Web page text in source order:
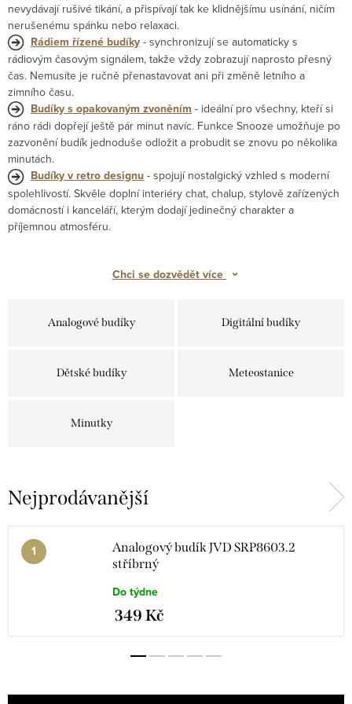
nevydávají rušivé tikání, a přispívají tak ke klidnějšímu usínání, ničím
nerušenému spánku nebo relaxaci.
Rádiem řízené budíky - synchronizují se automaticky s
rádiovým časovým signálem, takže vždy zobrazují naprosto přesný
čas. Nemusíte je ručně přenastavovat ani při změně letního a
zimního času.
Budíky s opakovaným zvoněním - ideální pro všechny, kteří si
ráno rádi dopřejí ještě pár minut navíc. Funkce Snooze umožňuje po
zazvonění budík jednoduše odložit a probudit se znovu po několika
minutách.
Budíky v retro designu - spojují nostalgický vzhled s moderní
spolehlivostí. Skvěle doplní interiéry chat, chalup, stylově zařízených
domácností i kanceláří, kterým dodají jedinečný charakter a
příjemnou atmosféru.
Chci se dozvědět více ⌄
Analogové budíky Digitální budíky
Dětské budíky Meteostanice
Minutky
Nejprodávanější
Analogový budík JVD SRP8603.2
stříbrný
Do týdne
349 Kč